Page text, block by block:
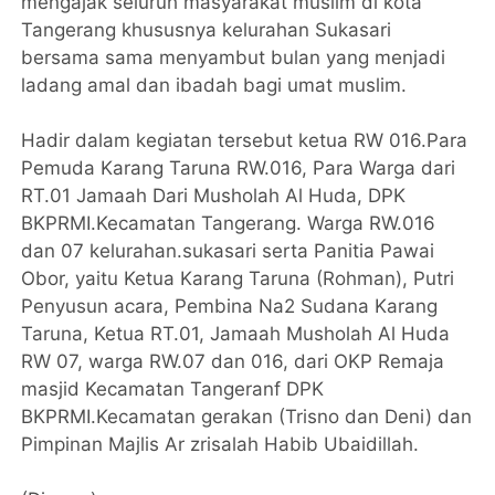
Tangerang khususnya kelurahan Sukasari
bersama sama menyambut bulan yang menjadi
ladang amal dan ibadah bagi umat muslim.
Hadir dalam kegiatan tersebut ketua RW 016.Para
Pemuda Karang Taruna RW.016, Para Warga dari
RT.01 Jamaah Dari Musholah Al Huda, DPK
BKPRMI.Kecamatan Tangerang. Warga RW.016
dan 07 kelurahan.sukasari serta Panitia Pawai
Obor, yaitu Ketua Karang Taruna (Rohman), Putri
Penyusun acara, Pembina Na2 Sudana Karang
Taruna, Ketua RT.01, Jamaah Musholah Al Huda
RW 07, warga RW.07 dan 016, dari OKP Remaja
masjid Kecamatan Tangeranf DPK
BKPRMI.Kecamatan gerakan (Trisno dan Deni) dan
Pimpinan Majlis Ar zrisalah Habib Ubaidillah.